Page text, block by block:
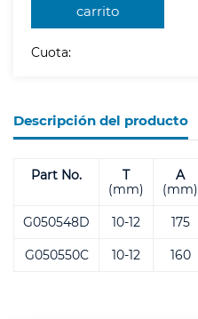
carrito
Cuota:
Descripción del producto
Part No.
T
(mm)
A
(mm)
G050548D
10-12 175
G050550C
10-12 160